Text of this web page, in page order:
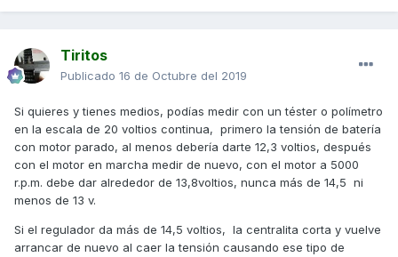
Tiritos
Publicado 16 de Octubre del 2019
Si quieres y tienes medios, podías medir con un téster o polímetro
en la escala de 20 voltios continua, primero la tensión de batería
con motor parado, al menos debería darte 12,3 voltios, después
con el motor en marcha medir de nuevo, con el motor a 5000
r.p.m. debe dar alrededor de 13,8voltios, nunca más de 14,5 ni
menos de 13 v.
Si el regulador da más de 14,5 voltios, la centralita corta y vuelve
arrancar de nuevo al caer la tensión causando ese tipo de